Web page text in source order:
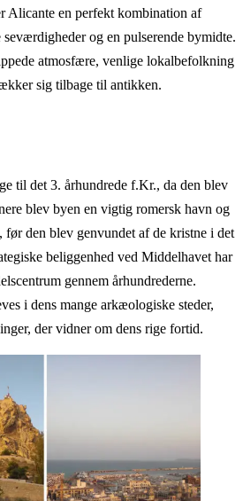
Alicante en perfekt kombination af
og en pulserende bymidte.
atmosfære, venlige lokalbefolkning
sig tilbage til antikken.
til det 3. århundrede f.Kr., da den blev
blev byen en vigtig romersk havn og
før den blev genvundet af de kristne i det
beliggenhed ved Middelhavet har
gennem århundrederne.
i dens mange arkæologiske steder,
der vidner om dens rige fortid.